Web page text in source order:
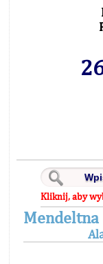
Kliknij, aby